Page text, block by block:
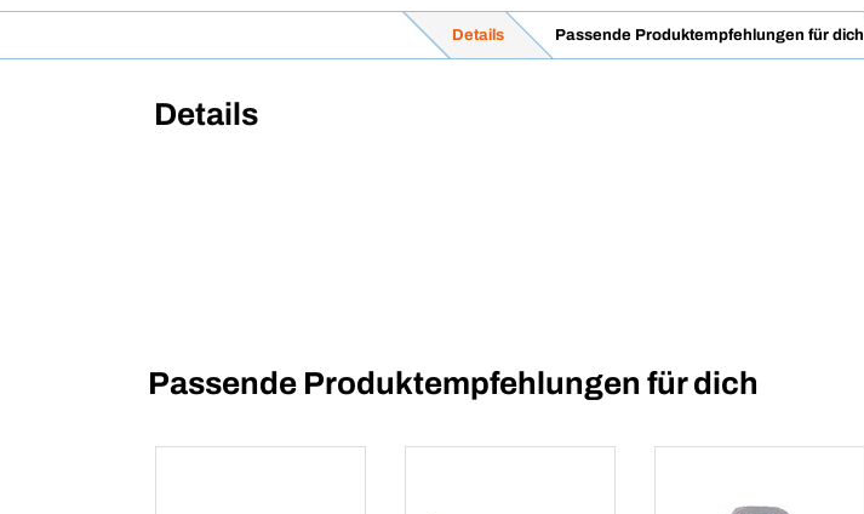
Details Passende Produktempfehlungen für dich
Details
Passende Produktempfehlungen für dich